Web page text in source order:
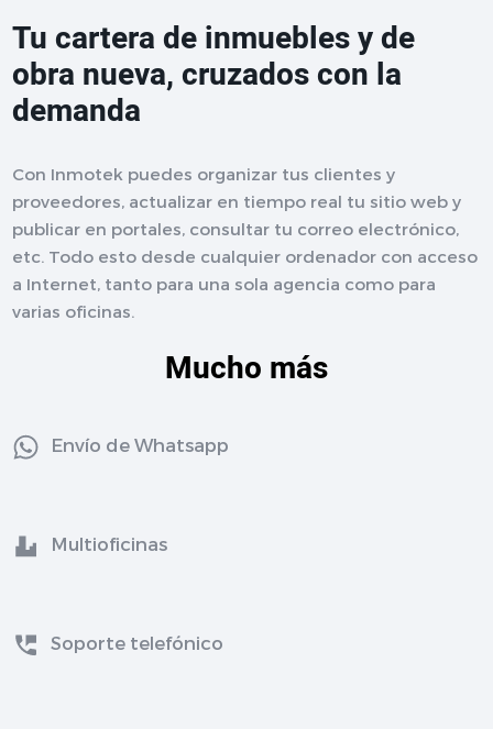
Tu cartera de inmuebles y de
obra nueva, cruzados con la
demanda
Con Inmotek puedes organizar tus clientes y
proveedores, actualizar en tiempo real tu sitio web y
publicar en portales, consultar tu correo electrónico,
etc. Todo esto desde cualquier ordenador con acceso
a Internet, tanto para una sola agencia como para
varias oficinas.
Mucho más
Envío de Whatsapp
Multioficinas
Soporte telefónico